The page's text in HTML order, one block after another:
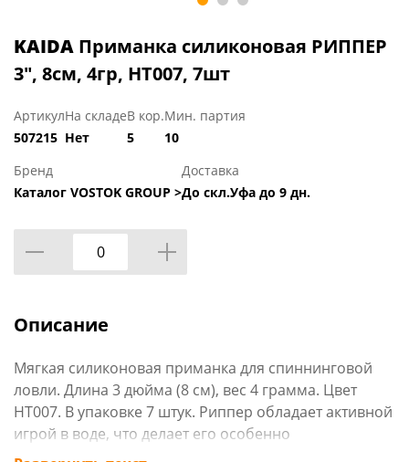
KAIDA Приманка силиконовая РИППЕР
3", 8см, 4гр, HT007, 7шт
Артикул
507215
На складе
Нет
В кор.
5
Мин. партия
10
Бренд
Каталог VOSTOK GROUP >
Доставка
До скл.Уфа до 9 дн.
Описание
Мягкая силиконовая приманка для спиннинговой
ловли. Длина 3 дюйма (8 см), вес 4 грамма. Цвет
HT007. В упаковке 7 штук. Риппер обладает активной
игрой в воде, что делает его особенно
привлекательным для хищной рыбы, такой как